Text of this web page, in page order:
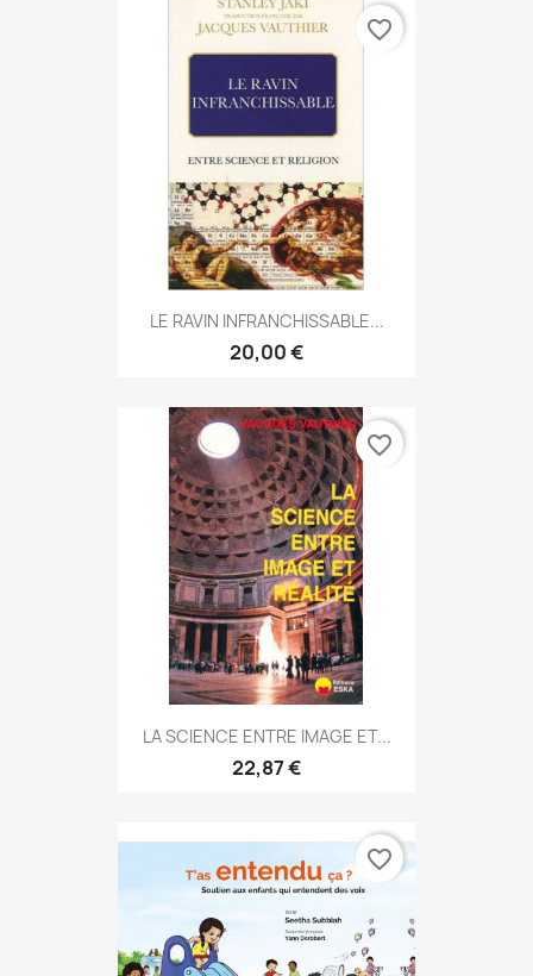
LE RAVIN INFRANCHISSABLE...
20,00 €
favorite_border
LA SCIENCE ENTRE IMAGE ET...
22,87 €
favorite_border
favorite_border